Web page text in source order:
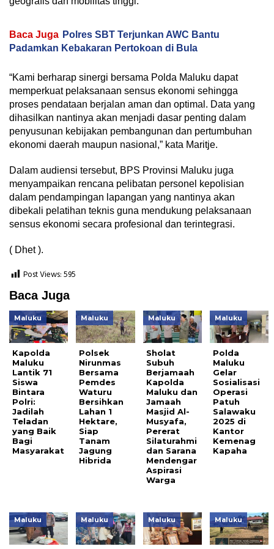
Baca Juga Polres SBT Terjunkan AWC Bantu
Padamkan Kebakaran Pertokoan di Bula
“Kami berharap sinergi bersama Polda Maluku dapat
memperkuat pelaksanaan sensus ekonomi sehingga
proses pendataan berjalan aman dan optimal. Data yang
dihasilkan nantinya akan menjadi dasar penting dalam
penyusunan kebijakan pembangunan dan pertumbuhan
ekonomi daerah maupun nasional,” kata Maritje.
Dalam audiensi tersebut, BPS Provinsi Maluku juga
menyampaikan rencana pelibatan personel kepolisian
dalam pendampingan lapangan yang nantinya akan
dibekali pelatihan teknis guna mendukung pelaksanaan
sensus ekonomi secara profesional dan terintegrasi.
( Dhet ).
Post Views:595
Baca Juga
Maluku
Kapolda
Maluku
Lantik 71
Siswa
Bintara
Polri:
Jadilah
Teladan
yang Baik
Bagi
Masyarakat
Maluku
Polsek
Nirunmas
Bersama
Pemdes
Waturu
Bersihkan
Lahan 1
Hektare,
Siap
Tanam
Jagung
Hibrida
Maluku
Sholat
Subuh
Berjamaah
Kapolda
Maluku dan
Jamaah
Masjid Al-
Musyafa,
Pererat
Silaturahmi
dan Sarana
Mendengar
Aspirasi
Warga
Maluku
Polda
Maluku
Gelar
Sosialisasi
Operasi
Patuh
Salawaku
2025 di
Kantor
Kemenag
Kapaha
Maluku Maluku Maluku Maluku